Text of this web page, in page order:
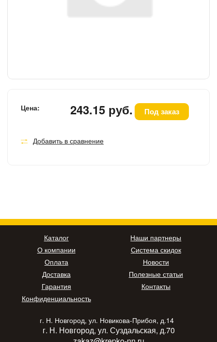
Цена: 243.15 руб. Под заказ
Добавить в сравнение
Каталог
О компании
Оплата
Доставка
Гарантия
Конфиденциальность
Наши партнеры
Система скидок
Новости
Полезные статьи
Контакты
г. Н. Новгород, ул. Новикова-Прибоя, д.14
г. Н. Новгород, ул. Суздальская, д.70